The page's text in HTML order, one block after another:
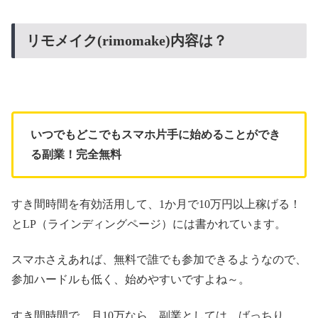
リモメイク(rimomake)内容は？
いつでもどこでもスマホ片手に始めることができ
る副業！完全無料
すき間時間を有効活用して、1か月で10万円以上稼げる！
とLP（ラインディングページ）には書かれています。
スマホさえあれば、無料で誰でも参加できるようなので、
参加ハードルも低く、始めやすいですよね～。
すき間時間で、月10万なら、副業としては、ばっちり